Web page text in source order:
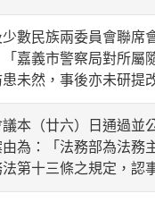
民族兩委員會聯席
嘉義市警察局對所
未然，事後亦未研提
（廿六）日通過並
為：「法務部為法
第十三條之規定，認